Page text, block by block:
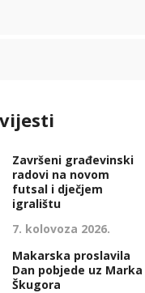
Završeni građevinski
radovi na novom
futsal i dječjem
igralištu
7. kolovoza 2026.
Makarska proslavila
Dan pobjede uz Marka
Škugora